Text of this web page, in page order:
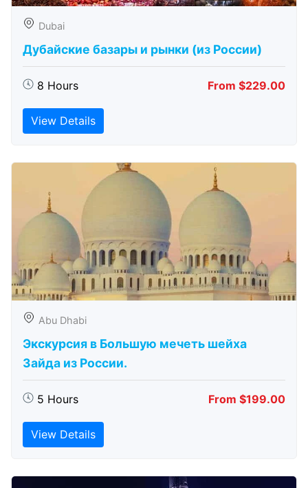
Dubai
Дубайские базары и рынки (из России)
8 Hours From $229.00
View Details
Abu Dhabi
Экскурсия в Большую мечеть шейха
Зайда из России.
5 Hours From $199.00
View Details